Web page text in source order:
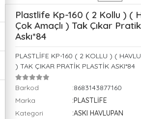
Plastlife Kp-160 ( 2 Kollu ) (
Çok Amaçlı ) Tak Çıkar
Askı*84
PLASTLİFE KP-160 ( 2 KOLLU ) (
) TAK ÇIKAR PRATİK PLASTİK ASKI*84
Barkod
:8683143877160
Marka
:PLASTLİFE
Kategori
:ASKI HAVLUPAN